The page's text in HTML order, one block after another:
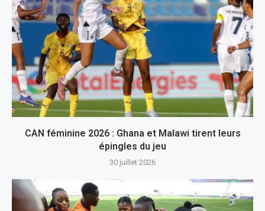
CAN féminine 2026 : Ghana et Malawi tirent leurs
épingles du jeu
30 juillet 2026